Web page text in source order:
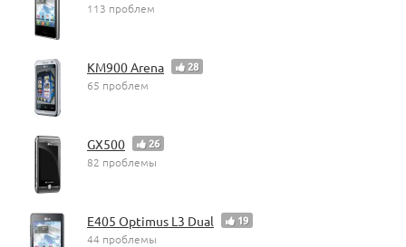
113 проблем
KM900 Arena 28
65 проблем
GX500 26
82 проблемы
E405 Optimus L3 Dual 19
44 проблемы